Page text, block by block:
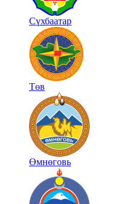
Сүхбаатар
Төв
Өмнөговь